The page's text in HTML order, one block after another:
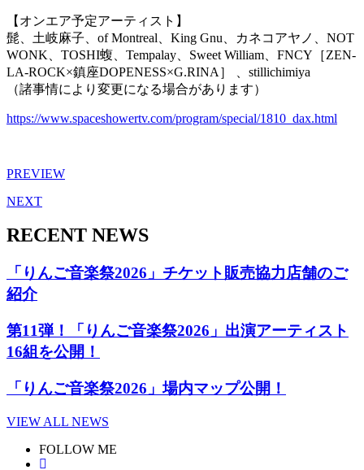
【オンエア予定アーティスト】
髭、土岐麻子、of Montreal、King Gnu、カネコアヤノ、NOT
WONK、TOSHI蝮、Tempalay、Sweet William、FNCY［ZEN-
LA-ROCK×鎮座DOPENESS×G.RINA］ 、stillichimiya
（諸事情により変更になる場合があります）
https://www.spaceshowertv.com/program/special/1810_dax.html
PREVIEW
NEXT
RECENT NEWS
「りんご音楽祭2026」チケット販売協力店舗のご
紹介
第11弾！「りんご音楽祭2026」出演アーティスト
16組を公開！
「りんご音楽祭2026」場内マップ公開！
VIEW ALL NEWS
FOLLOW ME